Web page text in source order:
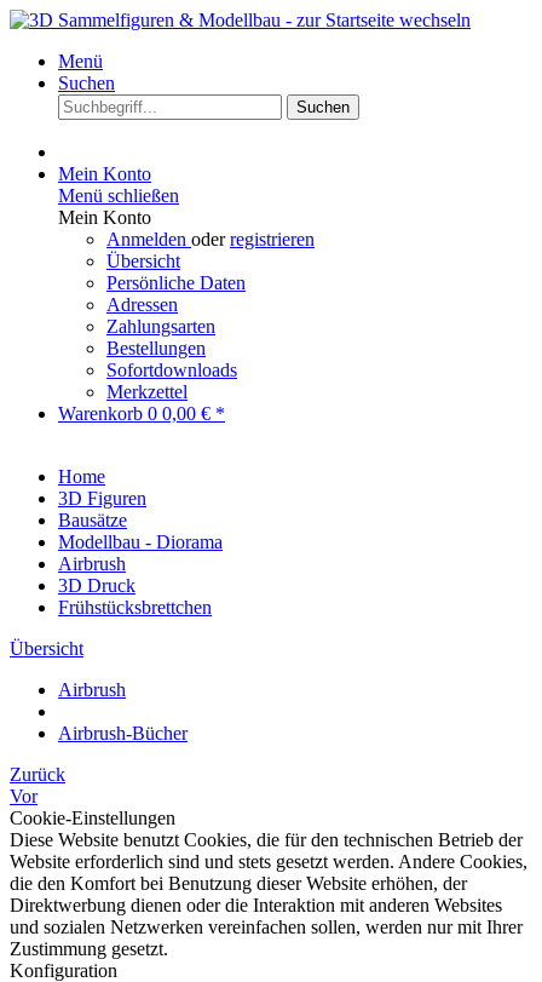
Menü
Suchen
Suchen
Mein Konto
Menü schließen
Mein Konto
Anmelden oderregistrieren
Übersicht
Persönliche Daten
Adressen
Zahlungsarten
Bestellungen
Sofortdownloads
Merkzettel
Warenkorb 0 0,00 € *
Home
3D Figuren
Bausätze
Modellbau - Diorama
Airbrush
3D Druck
Frühstücksbrettchen
Übersicht
Airbrush
Airbrush-Bücher
Zurück
Vor
Cookie-Einstellungen
Diese Website benutzt Cookies, die für den technischen Betrieb der
Website erforderlich sind und stets gesetzt werden. Andere Cookies,
die den Komfort bei Benutzung dieser Website erhöhen, der
Direktwerbung dienen oder die Interaktion mit anderen Websites
und sozialen Netzwerken vereinfachen sollen, werden nur mit Ihrer
Zustimmung gesetzt.
Konfiguration